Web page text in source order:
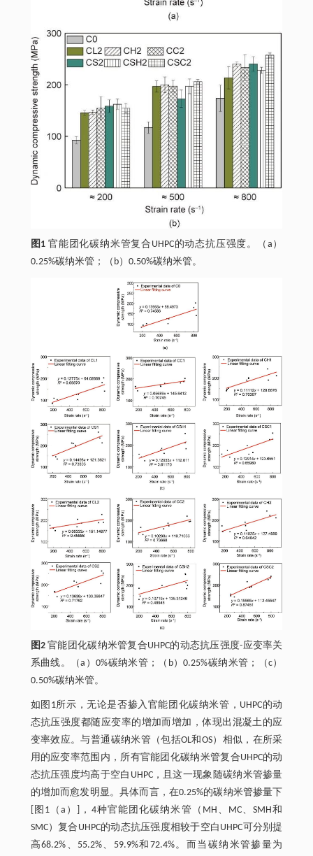
图1 官能团化碳纳米管复合UHPC的动态抗压强度。（a）
0.25%碳纳米管；（b）0.50%碳纳米管。
图2官能团化碳纳米管复合UHPC的动态抗压强度-应变率关
系曲线。（a）0%碳纳米管；（b）0.25%碳纳米管；（c）
0.50%碳纳米管。
如图1所示，无论是否掺入官能团化碳纳米管，UHPC的动
态抗压强度都随应变率的增加而增加，体现出混凝土的应
变率效应。与普通碳纳米管（包括OL和OS）相似，在所采
用的应变率范围内，所有官能团化碳纳米管复合UHPC的动
态抗压强度均高于空白UHPC，且这一现象随碳纳米管掺量
的增加而愈发明显。具体而言，在0.25%的碳纳米管掺量下
[图1（a）]，4种官能团化碳纳米管（MH、MC、SMH和
SMC）复合UHPC的动态抗压强度相较于空白UHPC可分别提
高68.2%、55.2%、59.9%和72.4%。而当碳纳米管掺量为